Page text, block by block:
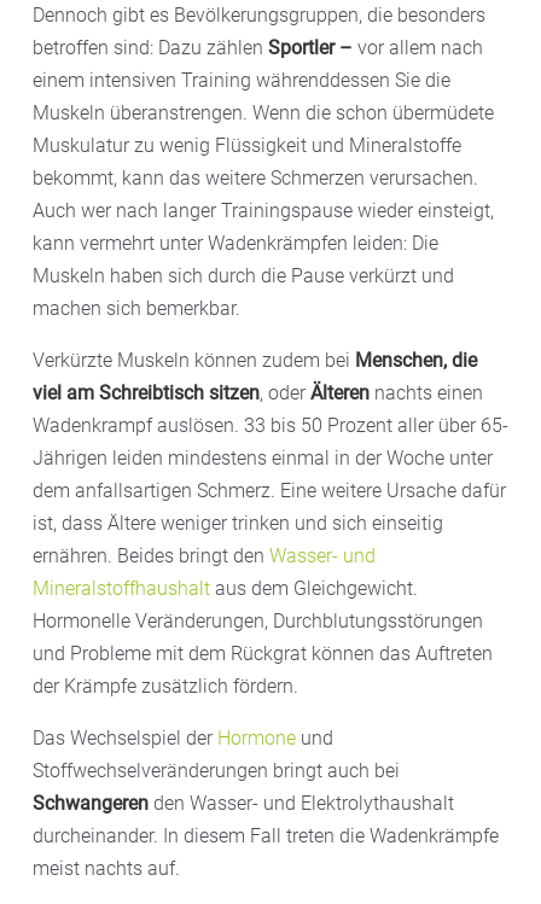
Dennoch gibt es Bevölkerungsgruppen, die besonders
betroffen sind: Dazu zählen Sportler – vor allem nach
einem intensiven Training währenddessen Sie die
Muskeln überanstrengen. Wenn die schon übermüdete
Muskulatur zu wenig Flüssigkeit und Mineralstoffe
bekommt, kann das weitere Schmerzen verursachen.
Auch wer nach langer Trainingspause wieder einsteigt,
kann vermehrt unter Wadenkrämpfen leiden: Die
Muskeln haben sich durch die Pause verkürzt und
machen sich bemerkbar.
Verkürzte Muskeln können zudem bei Menschen, die
viel am Schreibtisch sitzen, oder Älteren nachts einen
Wadenkrampf auslösen. 33 bis 50 Prozent aller über 65-
Jährigen leiden mindestens einmal in der Woche unter
dem anfallsartigen Schmerz. Eine weitere Ursache dafür
ist, dass Ältere weniger trinken und sich einseitig
ernähren. Beides bringt den Wasser- und
Mineralstoffhaushalt aus dem Gleichgewicht.
Hormonelle Veränderungen, Durchblutungsstörungen
und Probleme mit dem Rückgrat können das Auftreten
der Krämpfe zusätzlich fördern.
Das Wechselspiel der Hormone und
Stoffwechselveränderungen bringt auch bei
Schwangeren den Wasser- und Elektrolythaushalt
durcheinander. In diesem Fall treten die Wadenkrämpfe
meist nachts auf.